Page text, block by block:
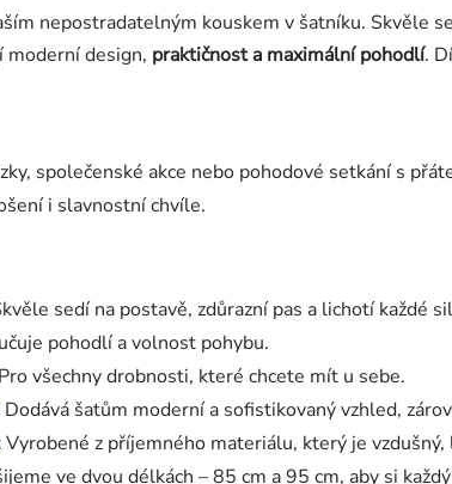
nepostradatelným kouskem v šatníku. Skvěle
design, praktičnost a maximální pohodlí.
společenské akce nebo pohodové setkání s
i slavnostní chvíle.
sedí na postavě, zdůrazní pas a lichotí každé
pohodlí a volnost pohybu.
Pro všechny drobnosti, které chcete mít u sebe.
Dodává šatům moderní a sofistikovaný vzhled,
Vyrobené z příjemného materiálu, který je
ve dvou délkách – 85 cm a 95 cm, aby si